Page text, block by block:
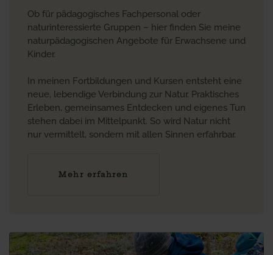
Ob für pädagogisches Fachpersonal oder
naturinteressierte Gruppen – hier finden Sie meine
naturpädagogischen Angebote für Erwachsene und
Kinder.
In meinen Fortbildungen und Kursen entsteht eine
neue, lebendige Verbindung zur Natur. Praktisches
Erleben, gemeinsames Entdecken und eigenes Tun
stehen dabei im Mittelpunkt. So wird Natur nicht
nur vermittelt, sondern mit allen Sinnen erfahrbar.
Mehr erfahren